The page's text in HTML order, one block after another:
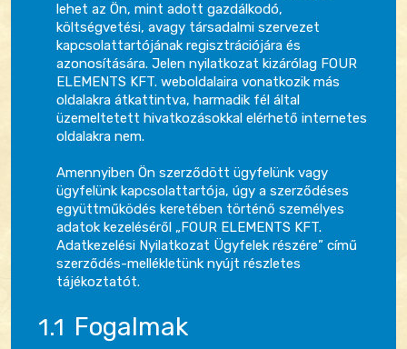
lehet az Ön, mint adott gazdálkodó,
költségvetési, avagy társadalmi szervezet
kapcsolattartójának regisztrációjára és
azonosítására. Jelen nyilatkozat kizárólag FOUR
ELEMENTS KFT. weboldalaira vonatkozik más
oldalakra átkattintva, harmadik fél által
üzemeltetett hivatkozásokkal elérhető internetes
oldalakra nem.
Amennyiben Ön szerződött ügyfelünk vagy
ügyfelünk kapcsolattartója, úgy a szerződéses
együttműködés keretében történő személyes
adatok kezeléséről „FOUR ELEMENTS KFT.
Adatkezelési Nyilatkozat Ügyfelek részére” című
szerződés-mellékletünk nyújt részletes
tájékoztatót.
Fogalmak